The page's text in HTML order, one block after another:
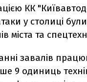
КК
у столиці
міста та
завалів
9 одиниць